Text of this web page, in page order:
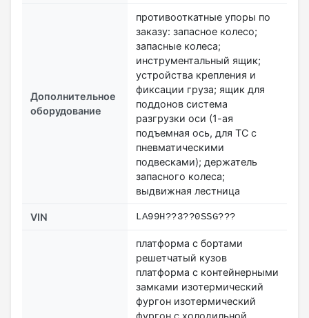
Дополнительное
оборудование
противооткатные упоры по
заказу: запасное колесо;
запасные колеса;
инструментальный ящик;
устройства крепления и
фиксации груза; ящик для
поддонов система
разгрузки оси (1-ая
подъемная ось, для ТС с
пневматическими
подвесками); держатель
запасного колеса;
выдвижная лестница
VIN LA99H??3??0SSG???
платформа с бортами
решетчатый кузов
платформа с контейнерными
замками изотермический
фургон изотермический
фургон с холодильной